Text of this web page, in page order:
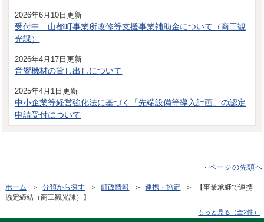
2026年6月10日更新
受付中 山都町事業所改修等支援事業補助金について（商工観
光課）
2026年4月17日更新
音響機材の貸し出しについて
2025年4月1日更新
中小企業等経営強化法に基づく「先端設備等導入計画」の認定
申請受付について
ページの先頭へ
ホーム ＞分類から探す ＞町政情報 ＞連携・協定
＞ 【事業承継で連携
協定締結（商工観光課）】
もっと見る（全2件）